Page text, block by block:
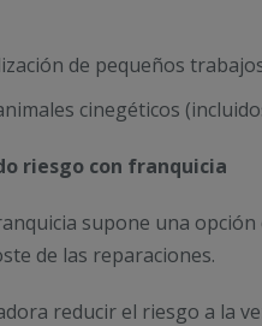
de pequeños
cinegéticos
riesgo con franquicia
supone una
de las reparaciones.
reducir el riesgo a la